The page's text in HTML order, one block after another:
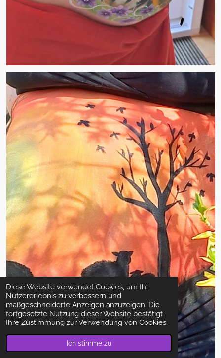
Diese Website verwendet Cookies, um Ihr
Nutzererlebnis zu verbessern und
maßgeschneiderte Anzeigen anzuzeigen. Die
fortgesetzte Nutzung dieser Website bestätigt
Ihre Zustimmung zur Verwendung von Cookies.
Ich stimme zu